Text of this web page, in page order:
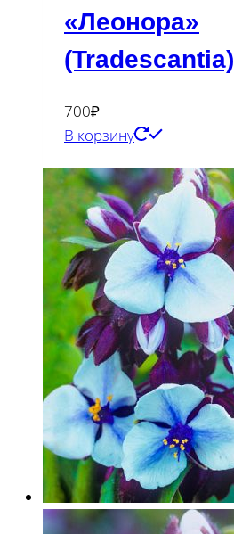
«Леонора»
(Tradescantia)
700₽
В корзину